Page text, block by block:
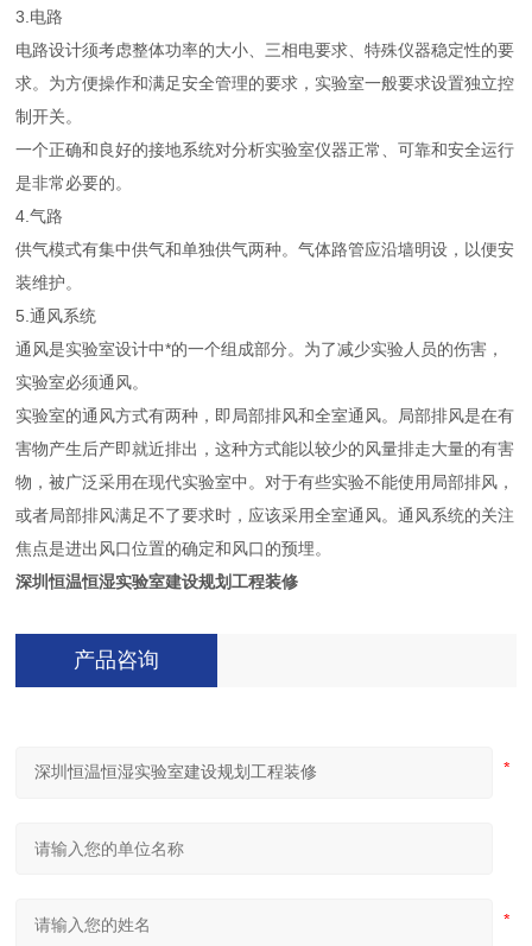
3.电路
电路设计须考虑整体功率的大小、三相电要求、特殊仪器稳定性的要
求。为方便操作和满足安全管理的要求，实验室一般要求设置独立控
制开关。
一个正确和良好的接地系统对分析实验室仪器正常、可靠和安全运行
是非常必要的。
4.气路
供气模式有集中供气和单独供气两种。气体路管应沿墙明设，以便安
装维护。
5.通风系统
通风是实验室设计中*的一个组成部分。为了减少实验人员的伤害，
实验室必须通风。
实验室的通风方式有两种，即局部排风和全室通风。局部排风是在有
害物产生后产即就近排出，这种方式能以较少的风量排走大量的有害
物，被广泛采用在现代实验室中。对于有些实验不能使用局部排风，
或者局部排风满足不了要求时，应该采用全室通风。通风系统的关注
焦点是进出风口位置的确定和风口的预埋。
深圳恒温恒湿实验室建设规划工程装修
产品咨询